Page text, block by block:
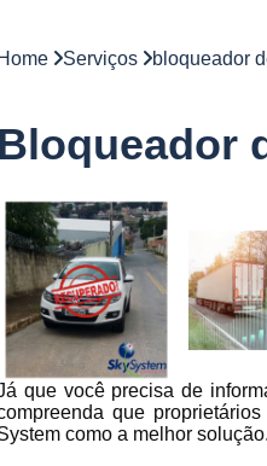
Home Serviços bloqueador
Bloqueador
que você precisa de
que
como a melhor